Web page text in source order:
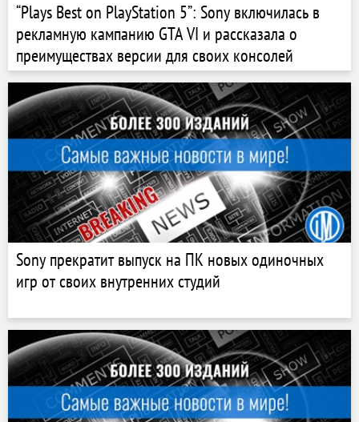
“Plays Best on PlayStation 5”: Sony включилась в
рекламную кампанию GTA VI и рассказала о
преимуществах версии для своих консолей
Sony прекратит выпуск на ПК новых одиночных
игр от своих внутренних студий